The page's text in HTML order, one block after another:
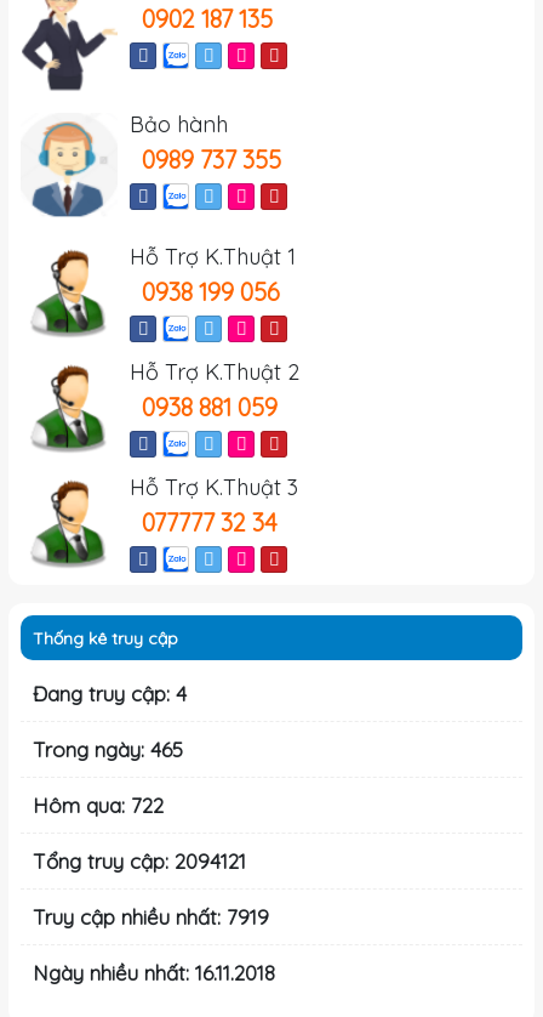
0902 187 135
Bảo hành
0989 737 355
Hỗ Trợ K.Thuật 1
0938 199 056
Hỗ Trợ K.Thuật 2
0938 881 059
Hỗ Trợ K.Thuật 3
077777 32 34
Thống kê truy cập
Đang truy cập: 4
Trong ngày: 465
Hôm qua: 722
Tổng truy cập: 2094121
Truy cập nhiều nhất: 7919
Ngày nhiều nhất: 16.11.2018